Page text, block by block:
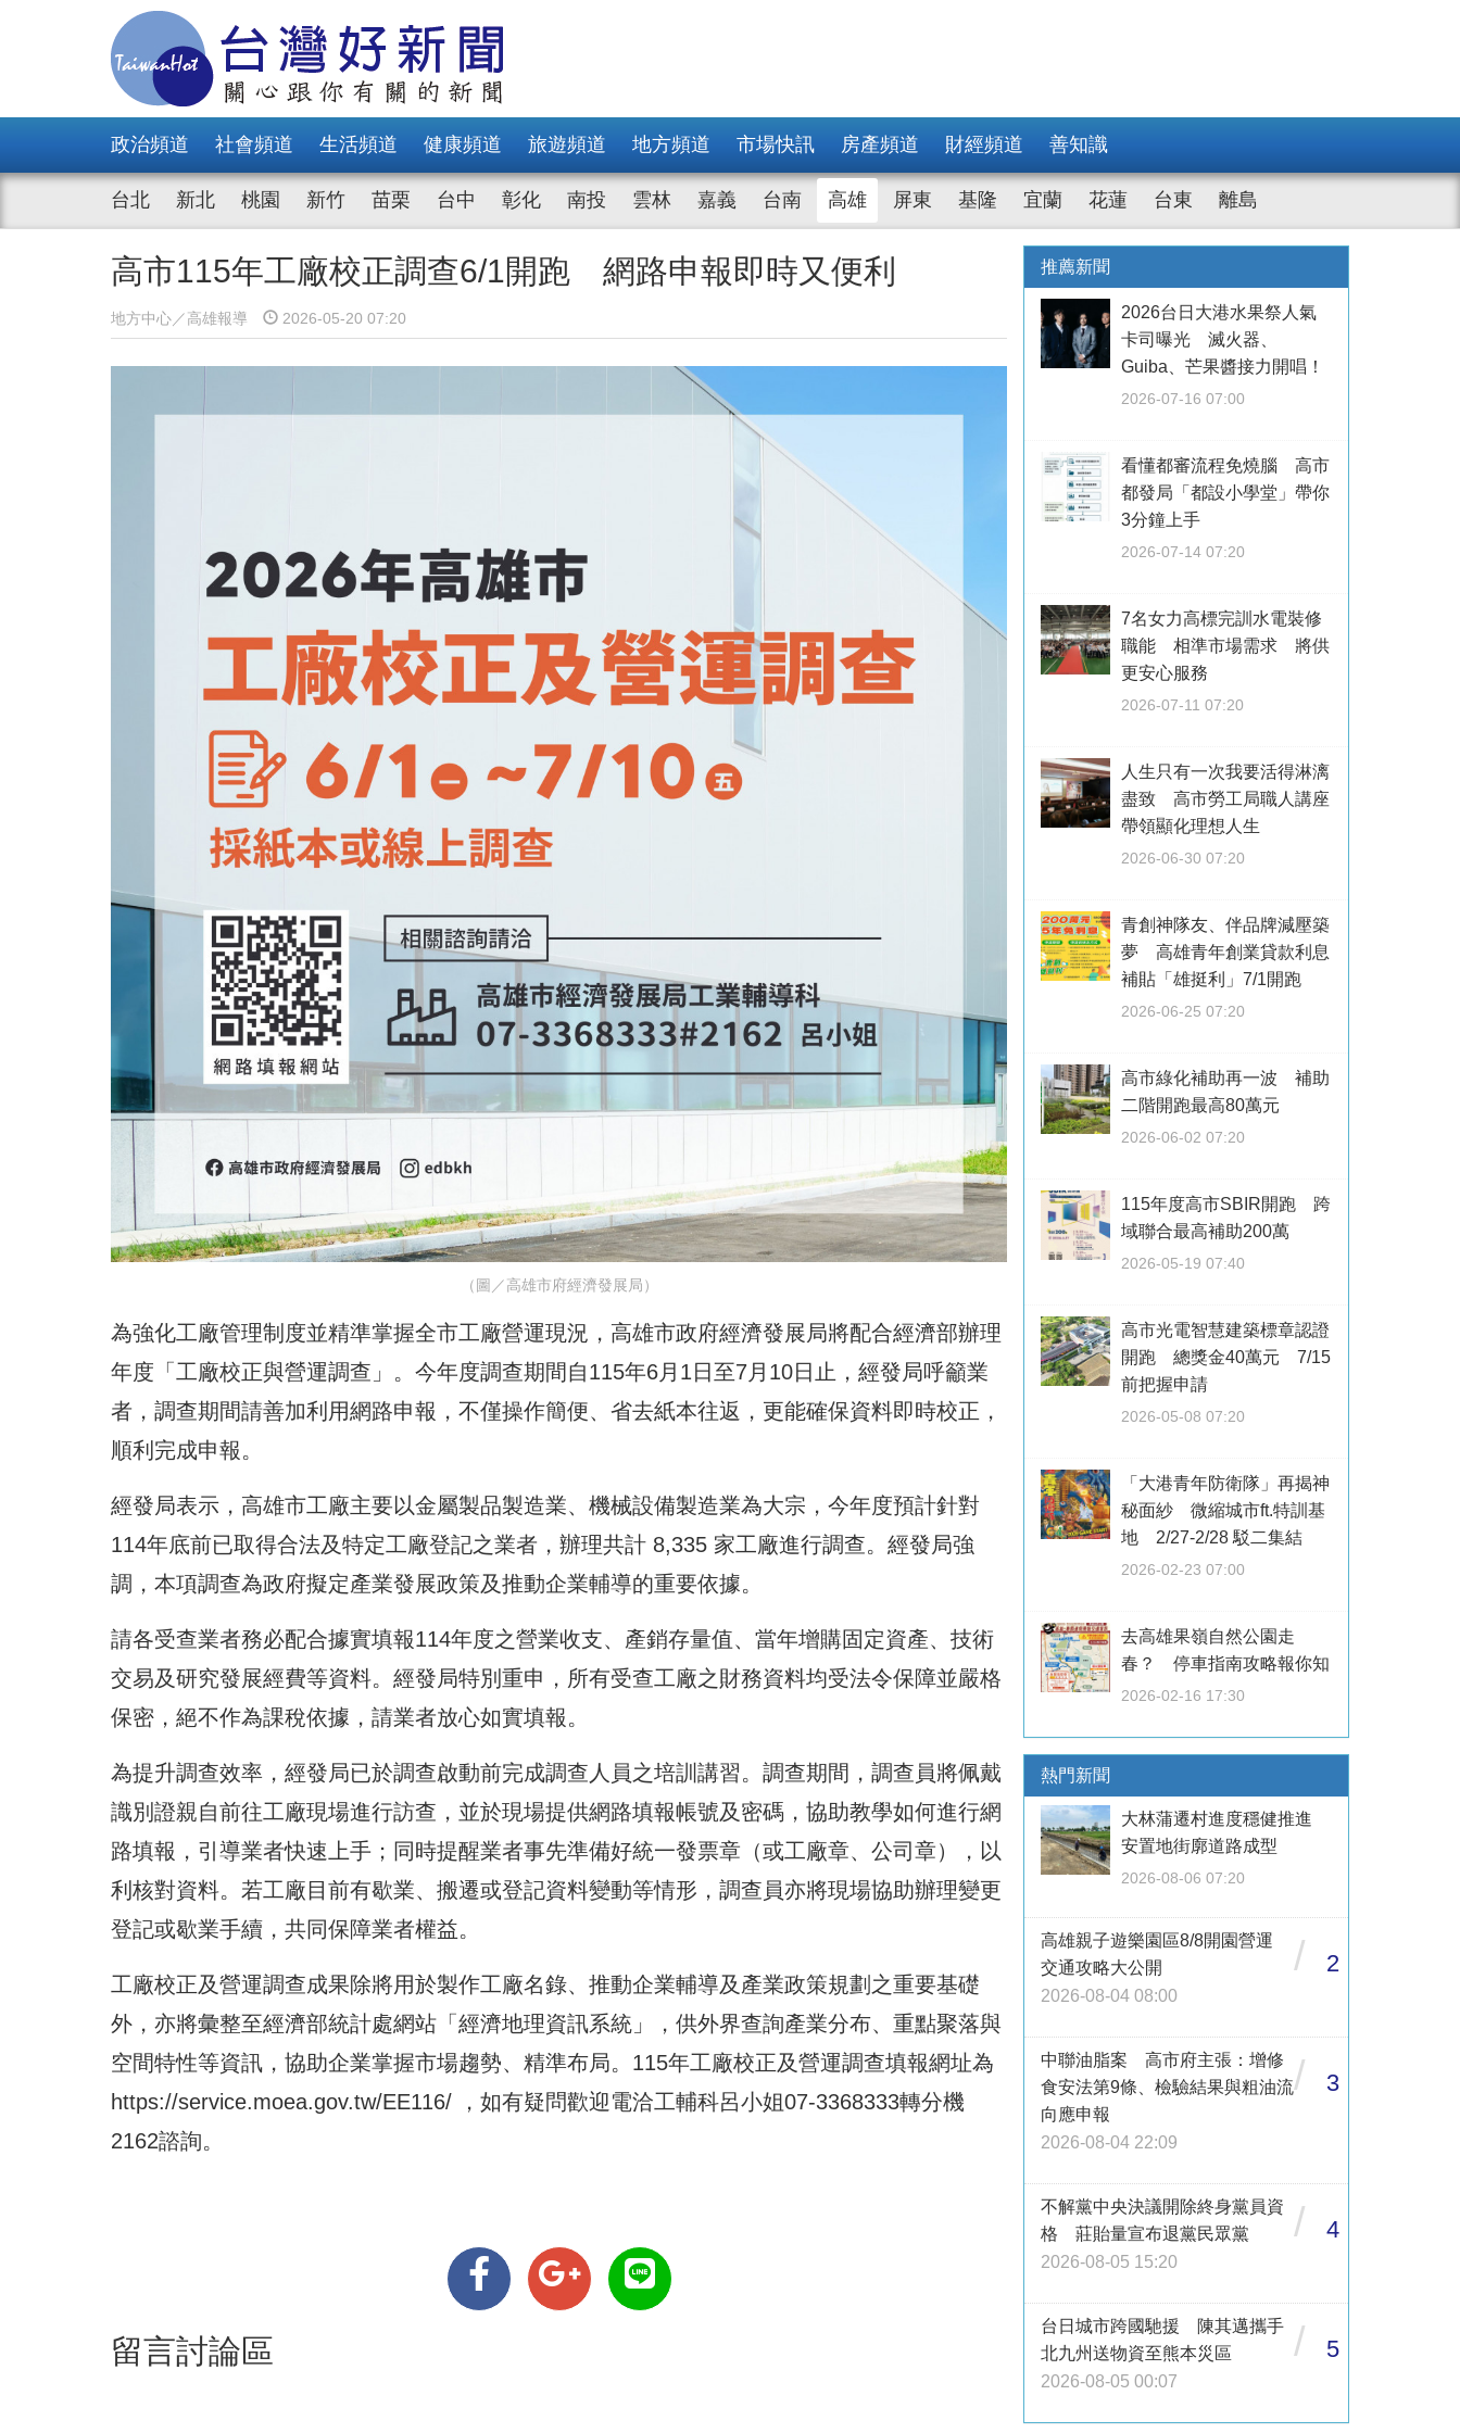
政治頻道 社會頻道 生活頻道 健康頻道 旅遊頻道 地方頻道 市場快訊 房產頻道 財經頻道 善知識
台北 新北 桃園 新竹 苗栗 台中 彰化 南投 雲林 嘉義 台南 高雄 屏東 基隆 宜蘭 花蓮 台東 離島
高市115年工廠校正調查6/1開跑 網路申報即時又便利
地方中心／高雄報導 2026-05-20 07:20
（圖／高雄市府經濟發展局）
為強化工廠管理制度並精準掌握全市工廠營運現況，高雄市政府經濟發展局將配合經濟部辦理
年度「工廠校正與營運調查」。今年度調查期間自115年6月1日至7月10日止，經發局呼籲業
者，調查期間請善加利用網路申報，不僅操作簡便、省去紙本往返，更能確保資料即時校正，
順利完成申報。
經發局表示，高雄市工廠主要以金屬製品製造業、機械設備製造業為大宗，今年度預計針對
114年底前已取得合法及特定工廠登記之業者，辦理共計 8,335 家工廠進行調查。經發局強
調，本項調查為政府擬定產業發展政策及推動企業輔導的重要依據。
請各受查業者務必配合據實填報114年度之營業收支、產銷存量值、當年增購固定資產、技術
交易及研究發展經費等資料。經發局特別重申，所有受查工廠之財務資料均受法令保障並嚴格
保密，絕不作為課稅依據，請業者放心如實填報。
為提升調查效率，經發局已於調查啟動前完成調查人員之培訓講習。調查期間，調查員將佩戴
識別證親自前往工廠現場進行訪查，並於現場提供網路填報帳號及密碼，協助教學如何進行網
路填報，引導業者快速上手；同時提醒業者事先準備好統一發票章（或工廠章、公司章），以
利核對資料。若工廠目前有歇業、搬遷或登記資料變動等情形，調查員亦將現場協助辦理變更
登記或歇業手續，共同保障業者權益。
工廠校正及營運調查成果除將用於製作工廠名錄、推動企業輔導及產業政策規劃之重要基礎
外，亦將彙整至經濟部統計處網站「經濟地理資訊系統」，供外界查詢產業分布、重點聚落與
空間特性等資訊，協助企業掌握市場趨勢、精準布局。115年工廠校正及營運調查填報網址為
https://service.moea.gov.tw/EE116/ ，如有疑問歡迎電洽工輔科呂小姐07-3368333轉分機
2162諮詢。
留言討論區
推薦新聞
2026台日大港水果祭人氣
卡司曝光 滅火器、
Guiba、芒果醬接力開唱！
2026-07-16 07:00
看懂都審流程免燒腦 高市
都發局「都設小學堂」帶你
3分鐘上手
2026-07-14 07:20
7名女力高標完訓水電裝修
職能 相準市場需求 將供
更安心服務
2026-07-11 07:20
人生只有一次我要活得淋漓
盡致 高市勞工局職人講座
帶領顯化理想人生
2026-06-30 07:20
青創神隊友、伴品牌減壓築
夢 高雄青年創業貸款利息
補貼「雄挺利」7/1開跑
2026-06-25 07:20
高市綠化補助再一波 補助
二階開跑最高80萬元
2026-06-02 07:20
115年度高市SBIR開跑 跨
域聯合最高補助200萬
2026-05-19 07:40
高市光電智慧建築標章認證
開跑 總獎金40萬元 7/15
前把握申請
2026-05-08 07:20
「大港青年防衛隊」再揭神
秘面紗 微縮城市ft.特訓基
地 2/27-2/28 駁二集結
2026-02-23 07:00
去高雄果嶺自然公園走
春？ 停車指南攻略報你知
2026-02-16 17:30
熱門新聞
大林蒲遷村進度穩健推進
安置地街廓道路成型
2026-08-06 07:20
高雄親子遊樂園區8/8開園營運
交通攻略大公開
2026-08-04 08:00
/ 2
中聯油脂案 高市府主張：增修
食安法第9條、檢驗結果與粗油流
向應申報
2026-08-04 22:09
/ 3
不解黨中央決議開除終身黨員資
格 莊貽量宣布退黨民眾黨
2026-08-05 15:20
/ 4
台日城市跨國馳援 陳其邁攜手
北九州送物資至熊本災區
2026-08-05 00:07
/ 5